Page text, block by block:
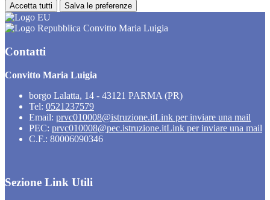
Accetta tutti Salva le preferenze
Convitto Maria Luigia
Contatti
Convitto Maria Luigia
borgo Lalatta, 14 - 43121 PARMA (PR)
Tel: 0521237579
Email: prvc010008@istruzione.itLink per inviare una mail
PEC: prvc010008@pec.istruzione.itLink per inviare una mail
C.F.: 80006090346
Sezione Link Utili